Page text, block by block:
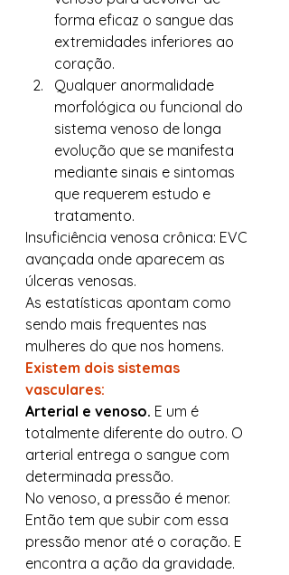
forma eficaz o sangue das
extremidades inferiores ao
coração.
Qualquer anormalidade
morfológica ou funcional do
sistema venoso de longa
evolução que se manifesta
mediante sinais e sintomas
que requerem estudo e
tratamento.
Insuficiência venosa crônica: EVC
avançada onde aparecem as
úlceras venosas.
As estatísticas apontam como
sendo mais frequentes nas
mulheres do que nos homens.
Existem dois sistemas
vasculares:
Arterial e venoso. E um é
totalmente diferente do outro. O
arterial entrega o sangue com
determinada pressão.
No venoso, a pressão é menor.
Então tem que subir com essa
pressão menor até o coração. E
encontra a ação da gravidade.